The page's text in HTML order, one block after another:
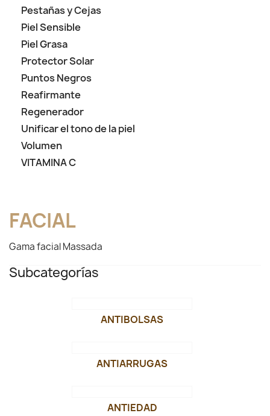
Pestañas y Cejas
Piel Sensible
Piel Grasa
Protector Solar
Puntos Negros
Reafirmante
Regenerador
Unificar el tono de la piel
Volumen
VITAMINA C
FACIAL
Gama facial Massada
Subcategorías
ANTIBOLSAS
ANTIARRUGAS
ANTIEDAD